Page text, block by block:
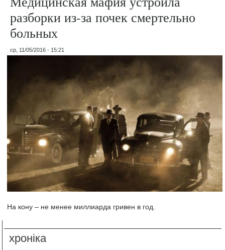
разборки из-за почек смертельно
больных
ср, 11/05/2016 - 15:21
На кону – не менее миллиарда гривен в год.
хроніка